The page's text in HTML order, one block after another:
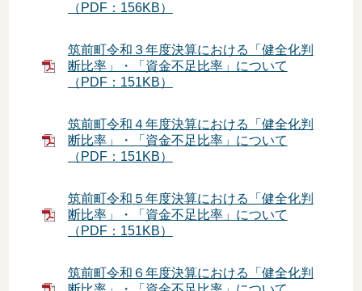
（PDF：156KB）
筑前町令和３年度決算における「健全化判
断比率」・「資金不足比率」について
（PDF：151KB）
筑前町令和４年度決算における「健全化判
断比率」・「資金不足比率」について
（PDF：151KB）
筑前町令和５年度決算における「健全化判
断比率」・「資金不足比率」について
（PDF：151KB）
筑前町令和６年度決算における「健全化判